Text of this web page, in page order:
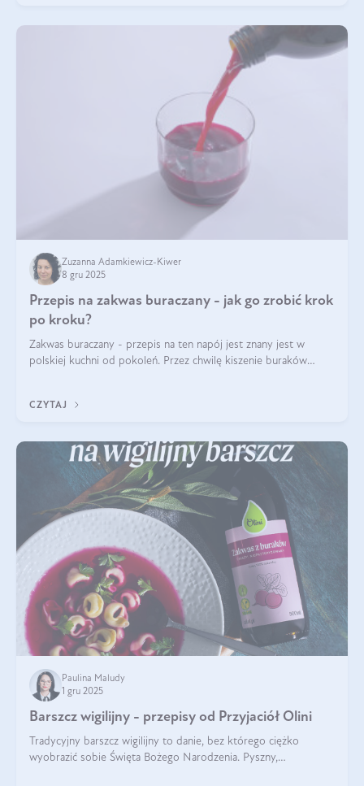
Zuzanna Adamkiewicz-Kiwer
8 gru 2025
Przepis na zakwas buraczany - jak go zrobić krok
po kroku?
Zakwas buraczany - przepis na ten napój jest znany jest w
polskiej kuchni od pokoleń. Przez chwilę kiszenie buraków
CZYTAJ
Paulina Maludy
1 gru 2025
Barszcz wigilijny - przepisy od Przyjaciół Olini
Tradycyjny barszcz wigilijny to danie, bez którego ciężko
wyobrazić sobie Święta Bożego Narodzenia. Pyszny,